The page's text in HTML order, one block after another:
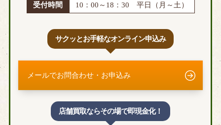
受付時間 10：00～18：30 平日（月～土）
サクッとお手軽なオンライン申込み
メールでお問合わせ・お申込み
店舗買取ならその場で即現金化！